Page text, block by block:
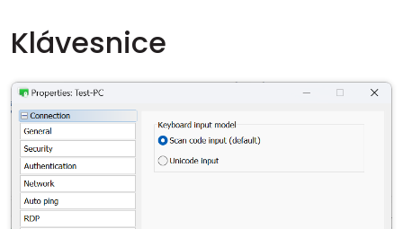
Klávesnice